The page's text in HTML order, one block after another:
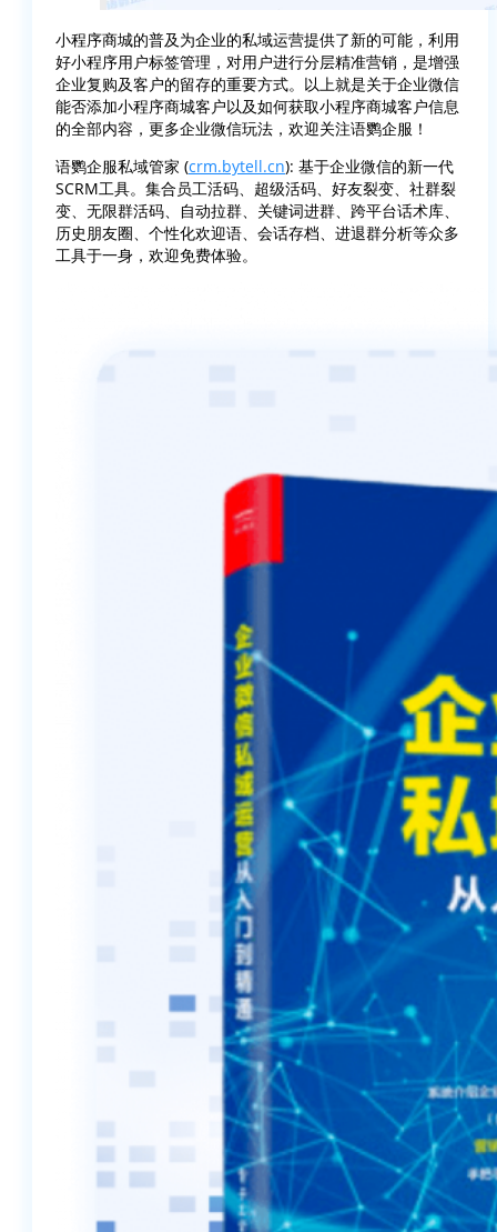
小程序商城的普及为企业的私域运营提供了新的可能，利用
好小程序用户标签管理，对用户进行分层精准营销，是增强
企业复购及客户的留存的重要方式。以上就是关于企业微信
能否添加小程序商城客户以及如何获取小程序商城客户信息
的全部内容，更多企业微信玩法，欢迎关注语鹦企服！
语鹦企服私域管家 (crm.bytell.cn): 基于企业微信的新一代
SCRM工具。集合员工活码、超级活码、好友裂变、社群裂
变、无限群活码、自动拉群、关键词进群、跨平台话术库、
历史朋友圈、个性化欢迎语、会话存档、进退群分析等众多
工具于一身，欢迎免费体验。